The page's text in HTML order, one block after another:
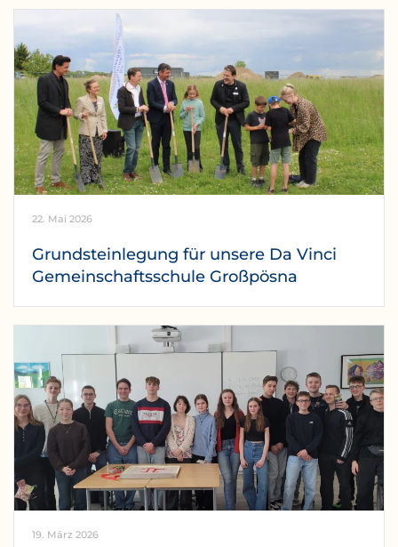
22. Mai 2026
Grundsteinlegung für unsere Da Vinci
Gemeinschaftsschule Großpösna
19. März 2026